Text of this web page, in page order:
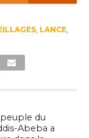
, LANCE,
du
Abeba a